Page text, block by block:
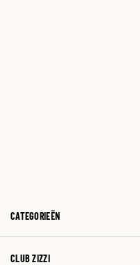
CATEGORIEËN
CLUB ZIZZI